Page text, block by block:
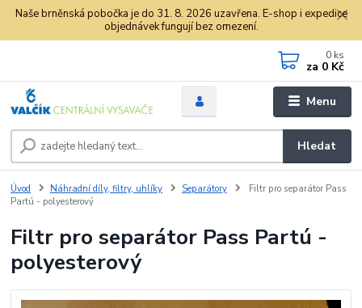
Naše brněnská pobočka je do 31. 8. 2026 uzavřena. E-shop i expedice
objednávek fungují bez omezení.
Menu
Hledat
0 ks
za 0 Kč
Úvod Náhradní díly, filtry, uhlíky Separátory
Filtr pro separátor Pass
Partú - polyesterový
Filtr pro separátor Pass Partú -
polyesterový